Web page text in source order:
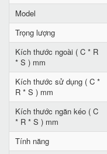
Model
Trọng lượng
Kích thước ngoài ( C * R
* S ) mm
Kích thước sử dụng ( C *
R * S ) mm
Kích thước ngăn kéo ( C
* R * S ) mm
Tính năng